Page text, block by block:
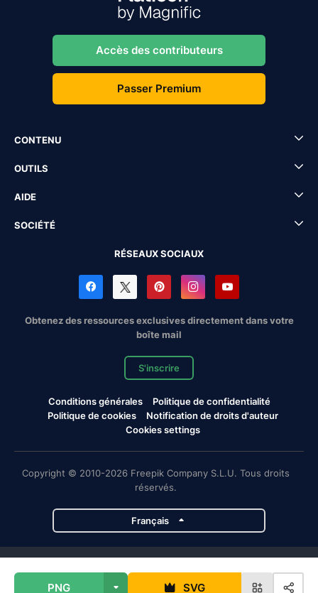
PNG SVG
Accès des contributeurs
Passer Premium
CONTENU
OUTILS
AIDE
SOCIÉTÉ
RÉSEAUX SOCIAUX
Obtenez des ressources exclusives directement dans votre
boîte mail
S'inscrire
Conditions générales
Politique de confidentialité
Politique de cookies
Notification de droits d'auteur
Cookies settings
Copyright © 2010-2026 Freepik Company S.L.U. Tous droits
réservés.
Français